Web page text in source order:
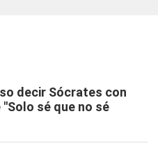
decir Sócrates con
sé que no sé